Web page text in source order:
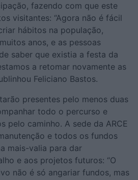
fazendo com que este
visitantes: “Agora não é fácil
hábitos na população,
anos, e as pessoas
saber que existia a festa da
a retomar novamente as
Feliciano Bastos.
presentes pelo menos duas
todo o percurso e
pelo caminho. A sede da ARCE
e todos os fundos
mais-valia para dar
e aos projetos futuros: “O
não é só angariar fundos, mas